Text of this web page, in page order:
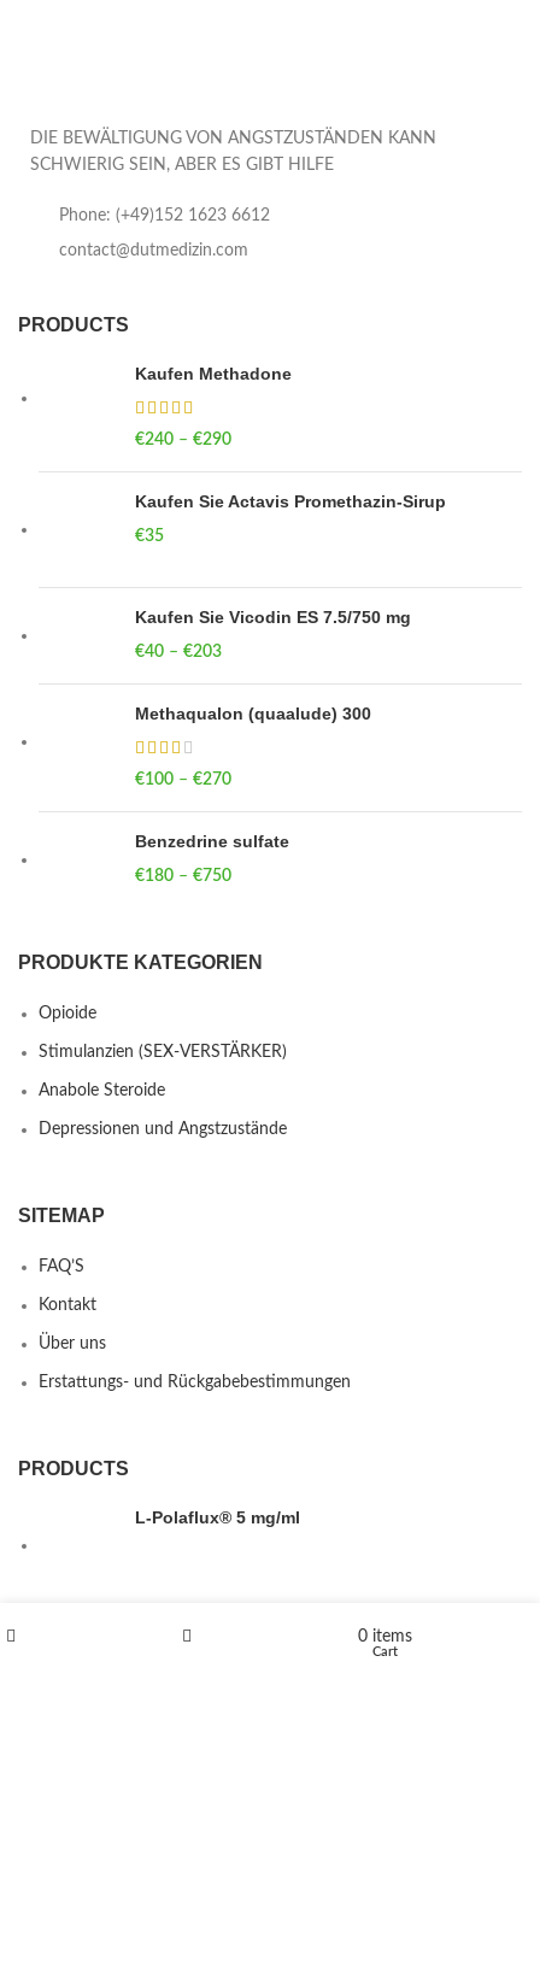
DIE BEWÄLTIGUNG VON ANGSTZUSTÄNDEN KANN
SCHWIERIG SEIN, ABER ES GIBT HILFE
Phone: (+49)152 1623 6612
contact@dutmedizin.com
PRODUCTS
Kaufen Methadone
€240 – €290
Kaufen Sie Actavis Promethazin-Sirup
€35
Kaufen Sie Vicodin ES 7.5/750 mg
€40 – €203
Methaqualon (quaalude) 300
€100 – €270
Benzedrine sulfate
€180 – €750
PRODUKTE KATEGORIEN
Opioide
Stimulanzien (SEX-VERSTÄRKER)
Anabole Steroide
Depressionen und Angstzustände
SITEMAP
FAQ’S
Kontakt
Über uns
Erstattungs- und Rückgabebestimmungen
PRODUCTS
L-Polaflux® 5 mg/ml
Levomethadone L-Poladdict 20 mg 98 Tab
0 items
Cart